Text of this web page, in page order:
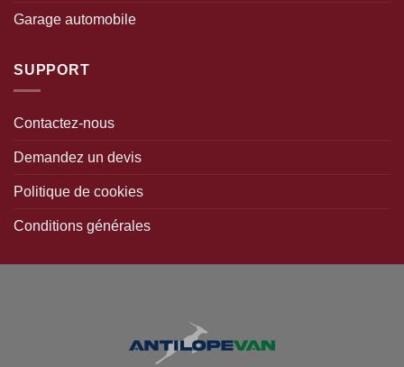
Garage automobile
SUPPORT
Contactez-nous
Demandez un devis
Politique de cookies
Conditions générales